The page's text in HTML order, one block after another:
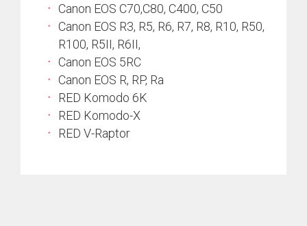
Canon EOS C70,C80, C400, C50
Canon EOS R3, R5, R6, R7, R8, R10, R50,
R100, R5II, R6II,
Canon EOS 5RC
Canon EOS R, RP, Ra
RED Komodo 6K
RED Komodo-X
RED V-Raptor